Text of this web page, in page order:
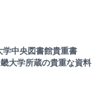
学中央図書館貴重書
大学所蔵の貴重な資料